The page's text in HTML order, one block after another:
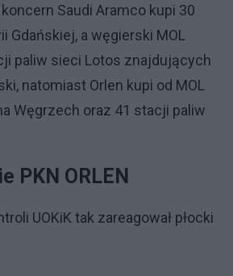
Saudi Aramco kupi 30
Gdańskiej, a węgierski MOL
paliw sieci Lotos znajdujących
natomiast Orlen kupi od MOL
Węgrzech oraz 41 stacji paliw
PKN ORLEN
UOKiK tak zareagował płocki